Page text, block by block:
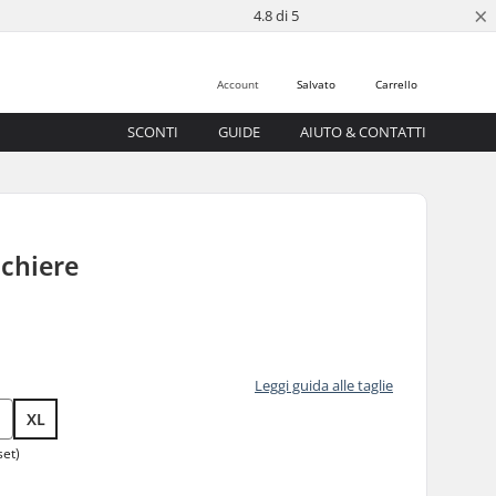
4.8 di 5 ×
Carrello
Salvato
Account
SCONTI GUIDE AIUTO & CONTATTI
Leggi guida alle taglie
XL